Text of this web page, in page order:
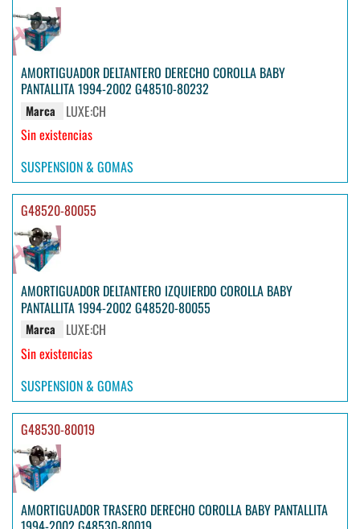
AMORTIGUADOR DELTANTERO DERECHO COROLLA BABY
PANTALLITA 1994-2002 G48510-80232
Marca
LUXE:CH
Sin existencias
SUSPENSION & GOMAS
G48520-80055
AMORTIGUADOR DELTANTERO IZQUIERDO COROLLA BABY
PANTALLITA 1994-2002 G48520-80055
Marca
LUXE:CH
Sin existencias
SUSPENSION & GOMAS
G48530-80019
AMORTIGUADOR TRASERO DERECHO COROLLA BABY PANTALLITA